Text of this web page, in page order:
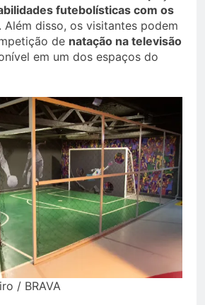
futebolísticas com os
. Além disso, os visitantes podem
de natação na televisão
em um dos espaços do
/ BRAVA